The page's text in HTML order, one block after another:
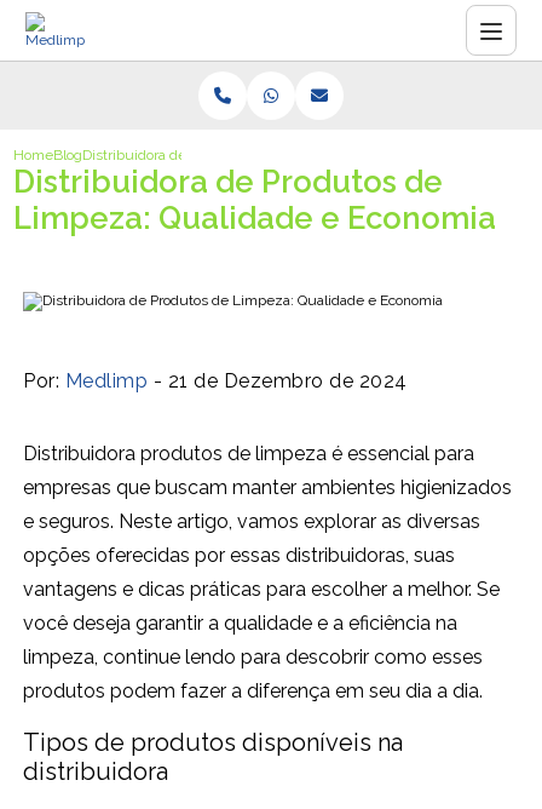
HomeBlogDistribuidora de Produtos de Limpeza: Qualidade e Economia
Distribuidora de Produtos de
Limpeza: Qualidade e Economia
Por: Medlimp - 21 de Dezembro de 2024
Distribuidora produtos de limpeza é essencial para
empresas que buscam manter ambientes higienizados
e seguros. Neste artigo, vamos explorar as diversas
opções oferecidas por essas distribuidoras, suas
vantagens e dicas práticas para escolher a melhor. Se
você deseja garantir a qualidade e a eficiência na
limpeza, continue lendo para descobrir como esses
produtos podem fazer a diferença em seu dia a dia.
Tipos de produtos disponíveis na
distribuidora